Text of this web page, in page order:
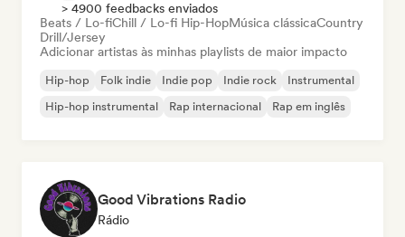
> 4900 feedbacks enviados
Beats / Lo-fiChill / Lo-fi Hip-HopMúsica clássicaCountry
Drill/Jersey
Adicionar artistas às minhas playlists de maior impacto
Hip-hop Folk indie Indie pop Indie rock
Instrumental
Hip-hop instrumental
Rap internacional Rap em inglês
Good Vibrations Radio
Rádio